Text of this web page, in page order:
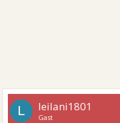
L leilani1801
Gast